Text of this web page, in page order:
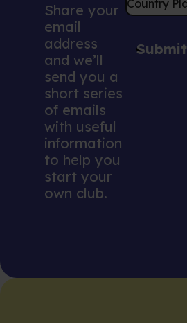
Share your
email
address
and we’ll
send you a
short series
of emails
with useful
information
to help you
start your
own club.
Submit